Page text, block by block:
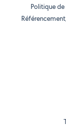
Politique